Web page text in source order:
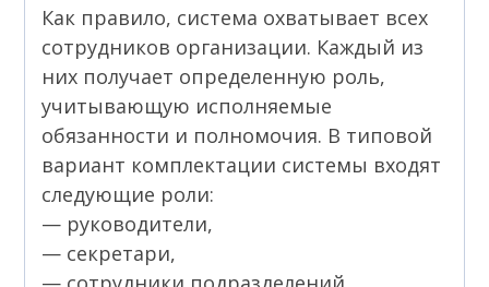
Как правило, система охватывает всех
сотрудников организации. Каждый из
них получает определенную роль,
учитывающую исполняемые
обязанности и полномочия. В типовой
вариант комплектации системы входят
следующие роли:
— руководители,
— секретари,